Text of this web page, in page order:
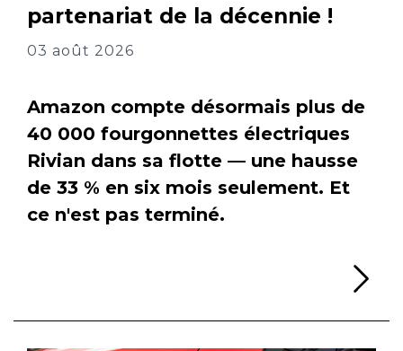
partenariat de la décennie !
03 août 2026
Amazon compte désormais plus de
40 000 fourgonnettes électriques
Rivian dans sa flotte — une hausse
de 33 % en six mois seulement. Et
ce n'est pas terminé.